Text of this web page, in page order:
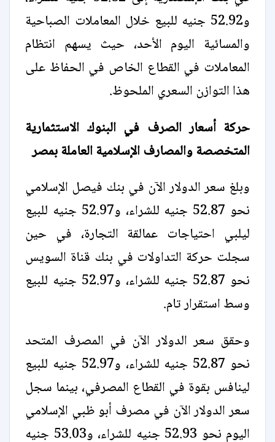
و52.92 جنيه للبيع خلال المعاملات الصباحية
والمسائية اليوم الأحد، حيث يسهم انتظام
المعاملات في القطاع الخاص في الحفاظ على
هذا التوازن السعري الملحوظ.
حركة أسعار الصرف في البنوك الاستثمارية
المتخصصة والمصارف الإسلامية العاملة بمصر
وبلغ سعر الدولار الآن في بنك فيصل الإسلامي
نحو 52.87 جنيه للشراء، و52.97 جنيه للبيع
ليلبي احتياجات عمالقة التجارة، في حين
سجلت حركة التداولات في بنك قناة السويس
نحو 52.87 جنيه للشراء، و52.97 جنيه للبيع
وسط استقرار تام.
وحقق سعر الدولار الآن في المصرف المتحد
نحو 52.87 جنيه للشراء، و52.97 جنيه للبيع
لينافس بقوة في القطاع المصرفي، بينما سجل
سعر الدولار الآن في مصرف أبو ظبي الإسلامي
اليوم نحو 52.93 جنيه للشراء، و53.03 جنيه